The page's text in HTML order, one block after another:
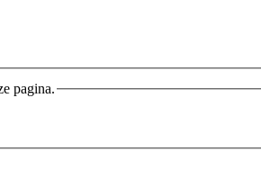
pagina.